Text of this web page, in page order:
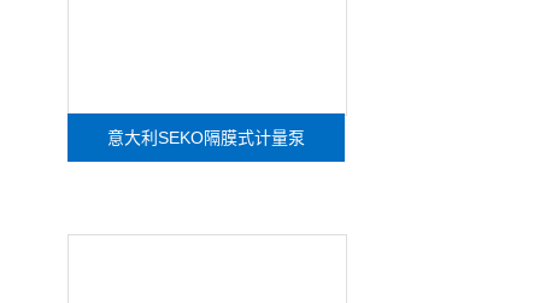
意大利SEKO隔膜式计量泵